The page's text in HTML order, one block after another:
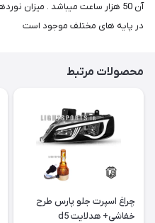
در پایه های مختلف موجود است
محصولات مرتبط
چراغ اسپرت جلو پارس طرح
خفاشی+ هدلایت d5